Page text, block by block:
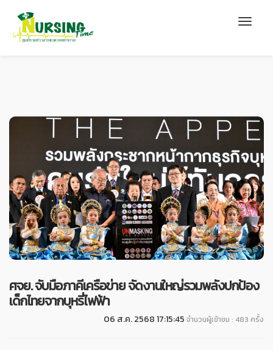
ศจย. จับมือภาคีเครือข่าย จัดงานใหญ่รวมพลังปกป้อง
เด็กไทยจากบุหรี่ไฟฟ้า
06 ส.ค. 2568 17:15:45 จำนวนผู้เข้าชม : 483 ครั้ง